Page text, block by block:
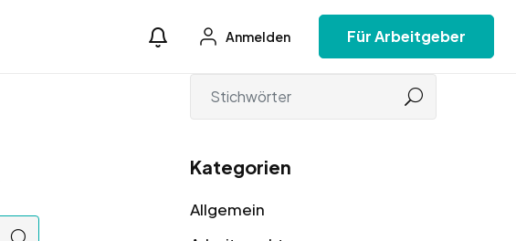
Anmelden Für Arbeitgeber
Kategorien
Allgemein